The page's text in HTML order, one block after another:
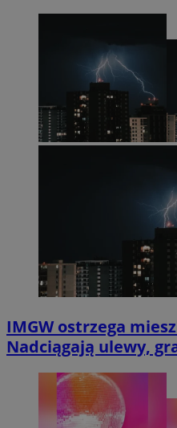
IMGW ostrzega
Nadciągają ulewy,